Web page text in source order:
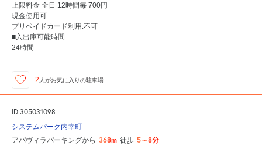
上限料金 全日 12時間毎 700円
現金使用可
プリペイドカード利用:不可
■入出庫可能時間
24時間
2 人がお気に入りの駐車場
ID:305031098
システムパーク内幸町
アパヴィラパーキングから 368m 徒歩 5～8分